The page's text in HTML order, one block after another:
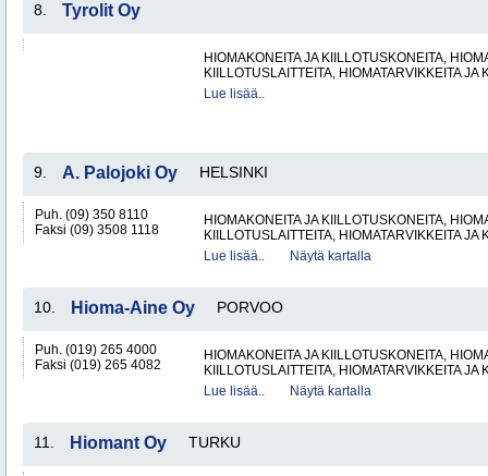
8. Tyrolit Oy
HIOMAKONEITA JA KIILLOTUSKONEITA,
KIILLOTUSLAITTEITA, HIOMATARVIKKEITA JA
Lue lisää..
9. A. Palojoki Oy HELSINKI
Puh. (09) 350 8110
Faksi (09) 3508 1118
HIOMAKONEITA JA KIILLOTUSKONEITA,
KIILLOTUSLAITTEITA, HIOMATARVIKKEITA JA
Lue lisää..
Näytä kartalla
10. Hioma-Aine Oy PORVOO
Puh. (019) 265 4000
Faksi (019) 265 4082
HIOMAKONEITA JA KIILLOTUSKONEITA,
KIILLOTUSLAITTEITA, HIOMATARVIKKEITA JA
Lue lisää..
Näytä kartalla
11. Hiomant Oy TURKU